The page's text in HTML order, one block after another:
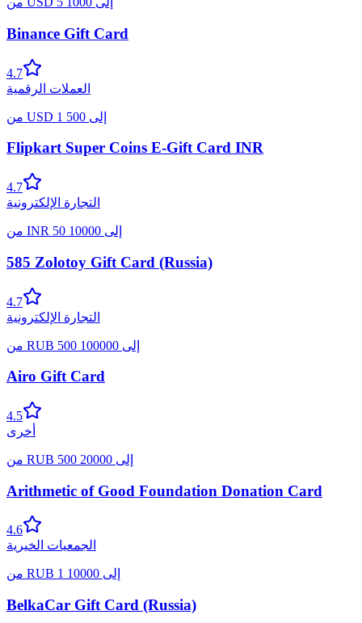
Binance Gift Card
4.7
العملات الرقمية
من USD 1 إلى 500
Flipkart Super Coins E-Gift Card INR
4.7
التجارة الإلكترونية
من INR 50 إلى 10000
585 Zolotoy Gift Card (Russia)
4.7
التجارة الإلكترونية
من RUB 500 إلى 100000
Airo Gift Card
4.5
أخرى
من RUB 500 إلى 20000
Arithmetic of Good Foundation Donation Card
4.6
الجمعيات الخيرية
من RUB 1 إلى 10000
BelkaCar Gift Card (Russia)